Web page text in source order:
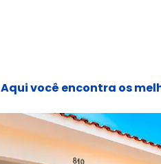
Aqui você encontra os